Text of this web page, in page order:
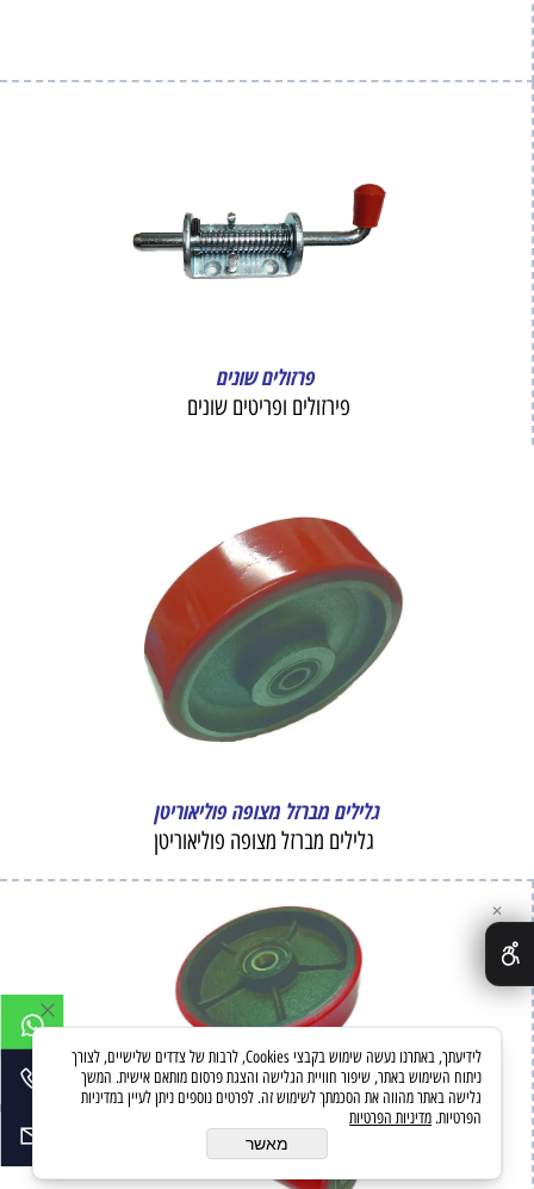
פרזולים שונים
פירזולים ופריטים שונים
גלילים מברזל מצופה פוליאוריטן
גלילים מברזל מצופה פוליאוריטן
גלילים לעגלות משטחים
✕
לידיעתך, באתרנו נעשה שימוש בקבצי Cookies, לרבות של צדדים שלישיים, לצורך
ניתוח השימוש באתר, שיפור חוויית הגלישה והצגת פרסום מותאם אישית. המשך
גלישה באתר מהווה את הסכמתך לשימוש זה. לפרטים נוספים ניתן לעיין במדיניות
הפרטיות. מדיניות הפרטיות
מאשר